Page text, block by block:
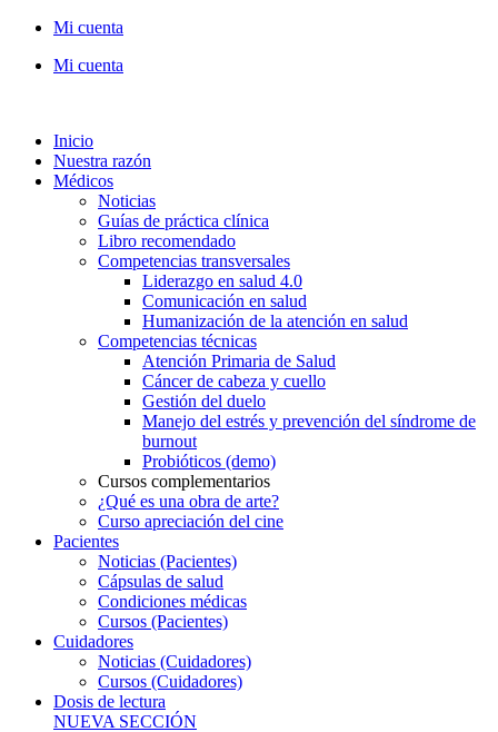
Mi cuenta
Mi cuenta
Inicio
Nuestra razón
Médicos
Noticias
Guías de práctica clínica
Libro recomendado
Competencias transversales
Liderazgo en salud 4.0
Comunicación en salud
Humanización de la atención en salud
Competencias técnicas
Atención Primaria de Salud
Cáncer de cabeza y cuello
Gestión del duelo
Manejo del estrés y prevención del síndrome de
burnout
Probióticos (demo)
Cursos complementarios
¿Qué es una obra de arte?
Curso apreciación del cine
Pacientes
Noticias (Pacientes)
Cápsulas de salud
Condiciones médicas
Cursos (Pacientes)
Cuidadores
Noticias (Cuidadores)
Cursos (Cuidadores)
Dosis de lectura
NUEVA SECCIÓN